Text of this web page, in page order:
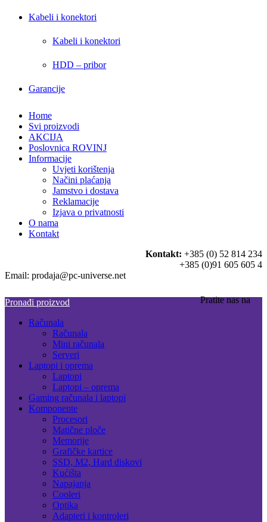
Kabeli i konektori
Kabeli i konektori
HDD – pribor
Garancije
Home
Svi proizvodi
AKCIJA
Poslovnica ROVINJ
Informacije
Uvjeti korištenja
Načini plaćanja
Jamstvo i dostava
Reklamacije
Izjava o privatnosti
O nama
Kontakt
Kontakt: +385 (0) 52 814 234
+385 (0)91 605 605 4
Email: prodaja@pc-universe.net
Pratite nas na
Pronađi proizvod
Računala
Računala
Mini računala
Serveri
Laptopi i oprema
Laptopi
Laptopi – oprema
Gaming računala i laptopi
Komponente
Procesori
Matične ploče
Memorije
Grafičke kartice
SSD, M2, Hard diskovi
Kućišta
Napajanja
Cooleri
Optika
Adapteri i kontroleri